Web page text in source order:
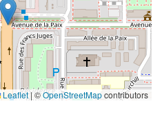
Leaflet|©OpenStreetMapcontributors